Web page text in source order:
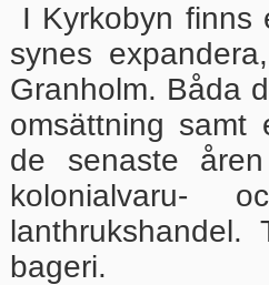
I Kyrkobyn finns
synes
Granholm. Båda
omsättning samt
de senaste
kolonialvaru-
bageri.